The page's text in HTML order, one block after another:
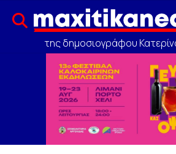
της δημοσιογράφου